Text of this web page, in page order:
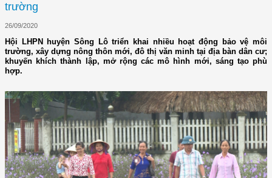
trường
26/09/2020
Hội LHPN huyện Sông Lô triển khai nhiều hoạt động bảo vệ môi
trường, xây dựng nông thôn mới, đô thị văn minh tại địa bàn dân cư;
khuyến khích thành lập, mở rộng các mô hình mới, sáng tạo phù
hợp.